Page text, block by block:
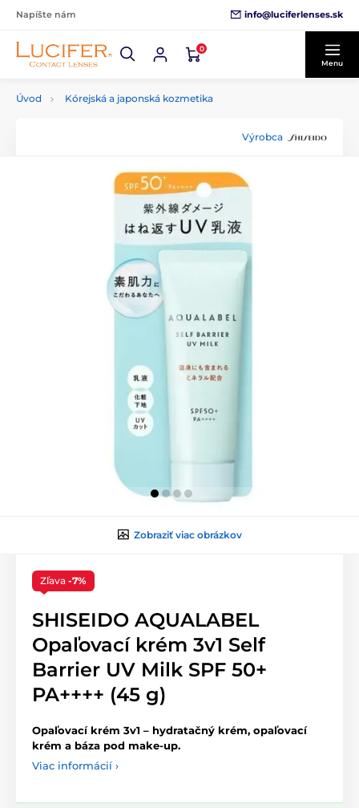
Napíšte nám info@luciferlenses.sk
0
Menu
Úvod Kórejská a japonská kozmetika
Výrobca
Zobraziť viac obrázkov
Zľava -7%
SHISEIDO AQUALABEL
Opaľovací krém 3v1 Self
Barrier UV Milk SPF 50+
PA++++ (45 g)
Opaľovací krém 3v1 – hydratačný krém, opaľovací
krém a báza pod make-up.
Viac informácií ›